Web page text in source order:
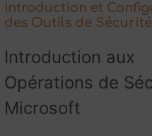
Introduction et
des Outils de Sécurité
Introduction aux
Opérations de
Microsoft